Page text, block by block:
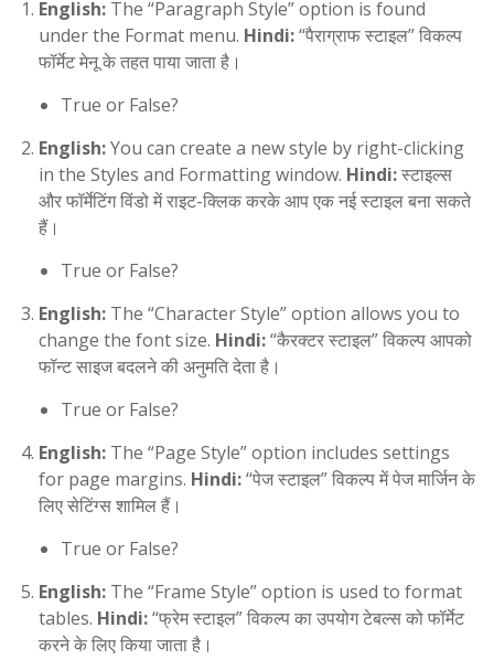
English: The “Paragraph Style” option is found
under the Format menu. Hindi:“पैराग्राफ स्टाइल” विकल्प
फॉर्मेट मेनू के तहत पाया जाता है।
True or False?
English:You can create a new style by right-clicking
in the Styles and Formatting window. Hindi:स्टाइल्स
और फॉर्मेटिंग विंडो में राइट-क्लिक करके आप एक नई स्टाइल बना सकते
हैं।
True or False?
English: The “Character Style” option allows you to
change the font size. Hindi:“कैरक्टर स्टाइल” विकल्प आपको
फॉन्ट साइज बदलने की अनुमति देता है।
True or False?
English: The “Page Style” option includes settings
for page margins. Hindi:“पेज स्टाइल” विकल्प में पेज मार्जिन के
लिए सेटिंग्स शामिल हैं।
True or False?
English: The “Frame Style” option is used to format
tables. Hindi:“फ्रेम स्टाइल” विकल्प का उपयोग टेबल्स को फॉर्मेट
करने के लिए किया जाता है।